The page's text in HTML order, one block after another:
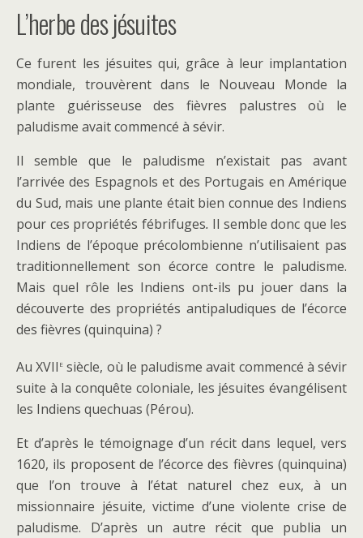
L’herbe des jésuites
Ce furent les jésuites qui, grâce à leur implantation
mondiale, trouvèrent dans le Nouveau Monde la
plante guérisseuse des fièvres palustres où le
paludisme avait commencé à sévir.
Il semble que le paludisme n’existait pas avant
l’arrivée des Espagnols et des Portugais en Amérique
du Sud, mais une plante était bien connue des Indiens
pour ces propriétés fébrifuges. Il semble donc que les
Indiens de l’époque précolombienne n’utilisaient pas
traditionnellement son écorce contre le paludisme.
Mais quel rôle les Indiens ont-ils pu jouer dans la
découverte des propriétés antipaludiques de l’écorce
des fièvres (quinquina) ?
Au XVIIe siècle, où le paludisme avait commencé à sévir
suite à la conquête coloniale, les jésuites évangélisent
les Indiens quechuas (Pérou).
Et d’après le témoignage d’un récit dans lequel, vers
1620, ils proposent de l’écorce des fièvres (quinquina)
que l’on trouve à l’état naturel chez eux, à un
missionnaire jésuite, victime d’une violente crise de
paludisme. D’après un autre récit que publia un